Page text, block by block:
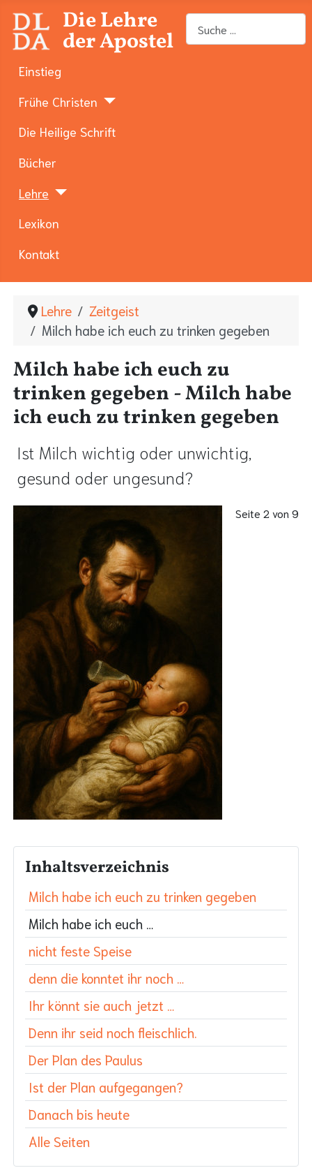
Die Lehre
der Apostel
Suchen
Einstieg
Frühe Christen
Die Heilige Schrift
Bücher
Lehre
Lexikon
Kontakt
Lehre
Zeitgeist
Milch habe ich euch zu trinken gegeben
Milch habe ich euch zu
trinken gegeben - Milch habe
ich euch zu trinken gegeben
Ist Milch wichtig oder unwichtig,
gesund oder ungesund?
Inhaltsverzeichnis
Milch habe ich euch zu trinken gegeben
Milch habe ich euch …
nicht feste Speise
denn die konntet ihr noch …
Ihr könnt sie auch jetzt …
Denn ihr seid noch fleischlich.
Der Plan des Paulus
Ist der Plan aufgegangen?
Danach bis heute
Alle Seiten
Seite 2 von 9